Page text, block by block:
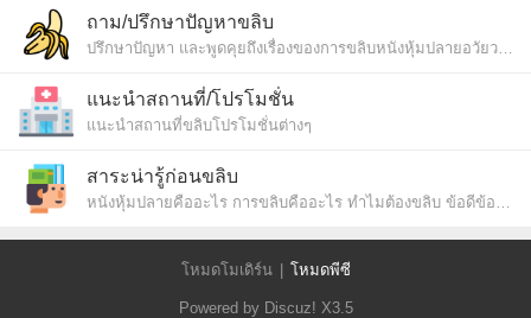
ถาม/ปรึกษาปัญหาขลิบ
ปรึกษาปัญหา และพูดคุยถึงเรื่องของการขลิบหนังหุ้มปลายอวัยวะเพศชาย ตัดแต่งหนังหุ้มปลาย เส้นสองสลึ่ง คำแนะนำและข้อมูลต่างๆเพื่อประกอบการตัดสินใจ
แนะนำสถานที่/โปรโมชั่น
แนะนำสถานที่ขลิบโปรโมชั่นต่างๆ
ตำแหน่งที่ตั้ง/จังหวัด แยกสถานที่ละโพส
สาระน่ารู้ก่อนขลิบ
หนังหุ้มปลายคืออะไร การขลิบคืออะไร ทำไมต้องขลิบ ข้อดีข้อเสียของการขลิบ การเตรียมตัวก่อนผ่าตัด ข้อห้ามต่างๆ
โหมดโมเดิร์น โหมดพีซี
Powered by Discuz! X3.5